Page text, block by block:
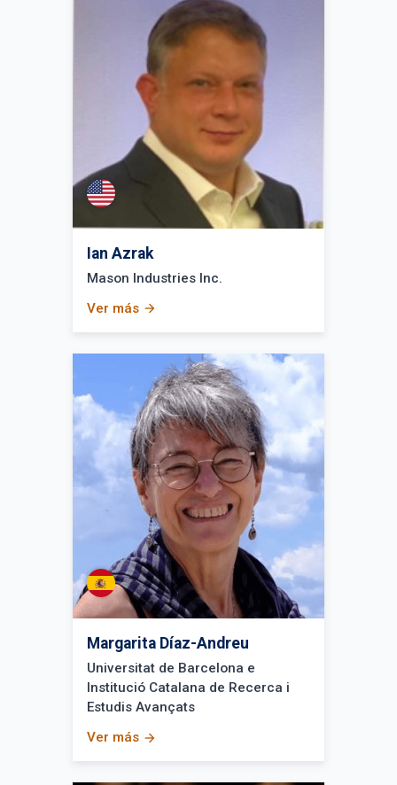
Ian Azrak
Mason Industries Inc.
Ver más arrow_forward
Margarita Díaz-Andreu
Universitat de Barcelona e
Institució Catalana de Recerca i
Estudis Avançats
Ver más arrow_forward